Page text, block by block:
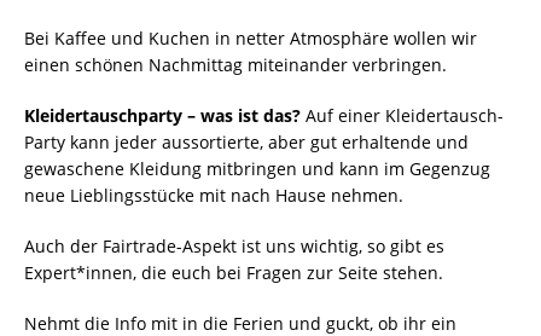
Bei Kaffee und Kuchen in netter Atmosphäre wollen wir
einen schönen Nachmittag miteinander verbringen.
Kleidertauschparty – was ist das? Auf einer Kleidertausch-
Party kann jeder aussortierte, aber gut erhaltende und
gewaschene Kleidung mitbringen und kann im Gegenzug
neue Lieblingsstücke mit nach Hause nehmen.
Auch der Fairtrade-Aspekt ist uns wichtig, so gibt es
Expert*innen, die euch bei Fragen zur Seite stehen.
Nehmt die Info mit in die Ferien und guckt, ob ihr ein